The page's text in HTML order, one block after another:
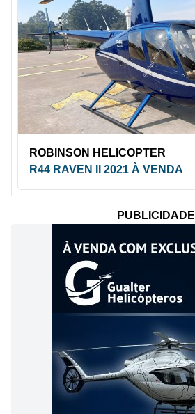
ROBINSON HELICOPTER
R44 RAVEN II 2021 À VENDA
PUBLICIDADE